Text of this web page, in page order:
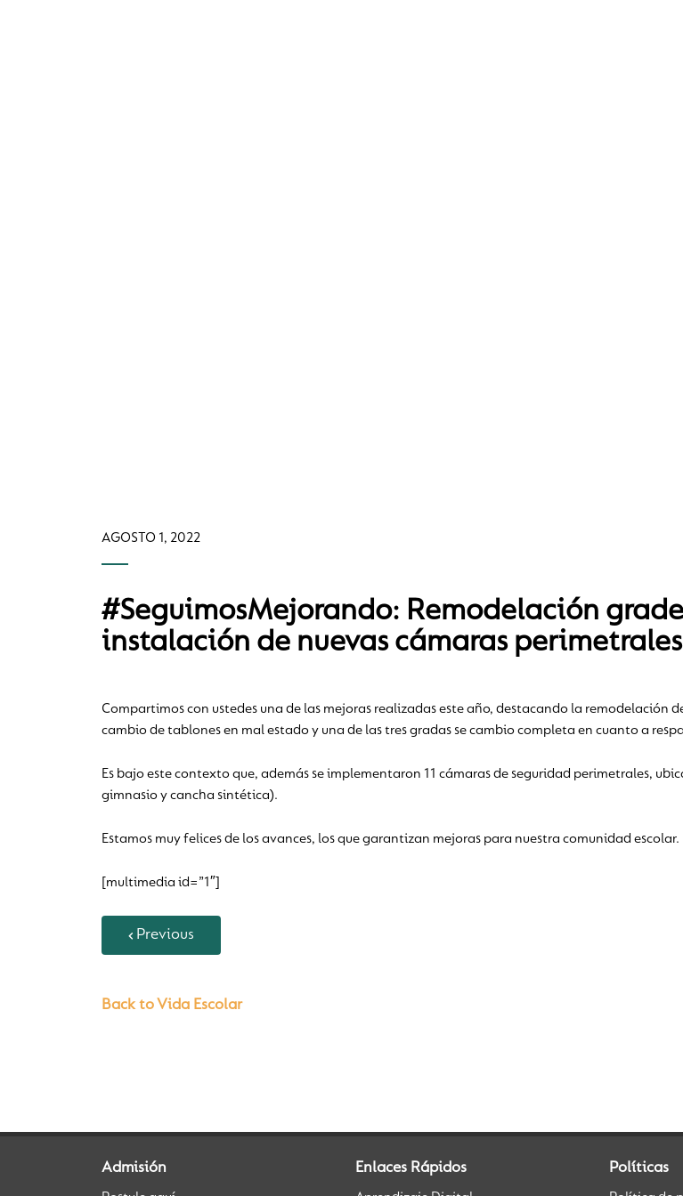
AGOSTO 1, 2022
#SeguimosMejorando: Remodelación
instalación de nuevas cámaras perimetrales
Compartimos con ustedes una de las mejoras realizadas este año, destacando la remodelación
cambio de tablones en mal estado y una de las tres gradas se cambio completa en cuanto a
Es bajo este contexto que, además se implementaron 11 cámaras de seguridad perimetrales,
gimnasio y cancha sintética).
Estamos muy felices de los avances, los que garantizan mejoras para nuestra comunidad escolar.
[multimedia id=”1″]
Previous
Back to Vida Escolar
Admisión Enlaces Rápidos Políticas